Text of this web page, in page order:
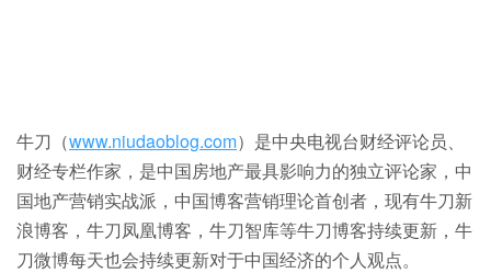
牛刀（www.niudaoblog.com）是中央电视台财经评论员、
财经专栏作家，是中国房地产最具影响力的独立评论家，中
国地产营销实战派，中国博客营销理论首创者，现有牛刀新
浪博客，牛刀凤凰博客，牛刀智库等牛刀博客持续更新，牛
刀微博每天也会持续更新对于中国经济的个人观点。